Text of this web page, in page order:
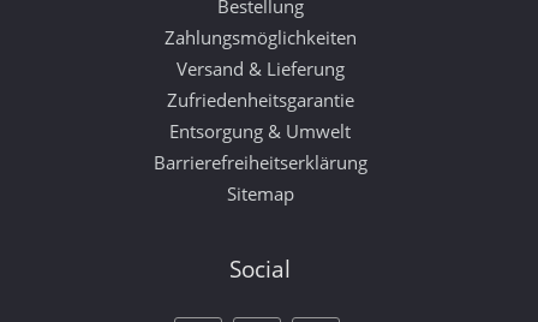
Bestellung
Zahlungsmöglichkeiten
Versand & Lieferung
Zufriedenheitsgarantie
Entsorgung & Umwelt
Barrierefreiheitserklärung
Sitemap
Social